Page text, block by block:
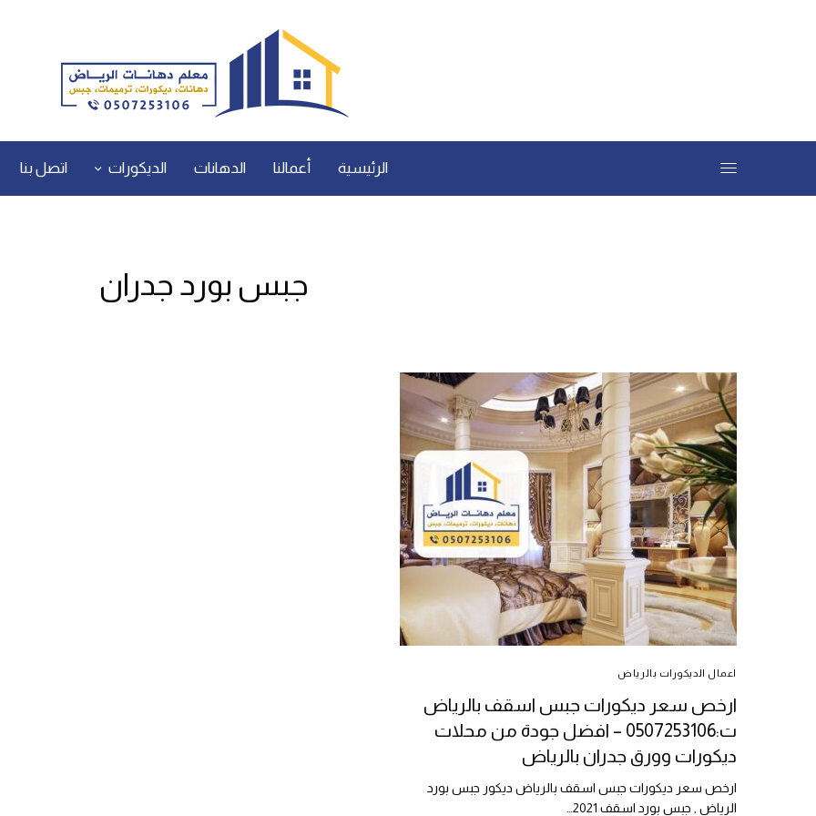
الرئيسية أعمالنا الدهانات الديكورات اتصل بنا
جبس بورد جدران
اعمال الديكورات بالرياض
ارخص سعر ديكورات جبس اسقف بالرياض
ت:0507253106 – افضل جودة من محلات
ديكورات وورق جدران بالرياض
ارخص سعر ديكورات جبس اسقف بالرياض ديكور جبس بورد
الرياض , جبس بورد اسقف 2021…